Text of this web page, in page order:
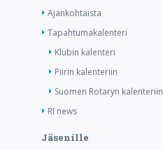
Ajankohtaista
Tapahtumakalenteri
Klubin kalenteri
Piirin kalenteriin
Suomen Rotaryn kalenteriin
RI news
Jäsenille